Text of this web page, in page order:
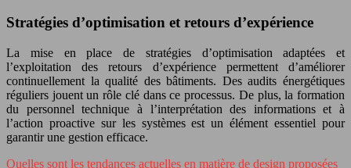
Stratégies d’optimisation et retours d’expérience
La mise en place de stratégies d’optimisation adaptées et
l’exploitation des retours d’expérience permettent d’améliorer
continuellement la qualité des bâtiments. Des audits énergétiques
réguliers jouent un rôle clé dans ce processus. De plus, la formation
du personnel technique à l’interprétation des informations et à
l’action proactive sur les systèmes est un élément essentiel pour
garantir une gestion efficace.
Quelles sont les tendances actuelles en matière de design proposées